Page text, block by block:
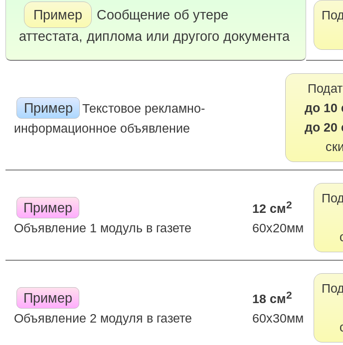
Пример
Сообщение об утере
аттестата, диплома или другого документа
Пример
Текстовое рекламно-
информационное объявление
до
до
Пример
Объявление 1 модуль в газете
12 см2
60х20мм
Пример
Объявление 2 модуля в газете
18 см2
60х30мм